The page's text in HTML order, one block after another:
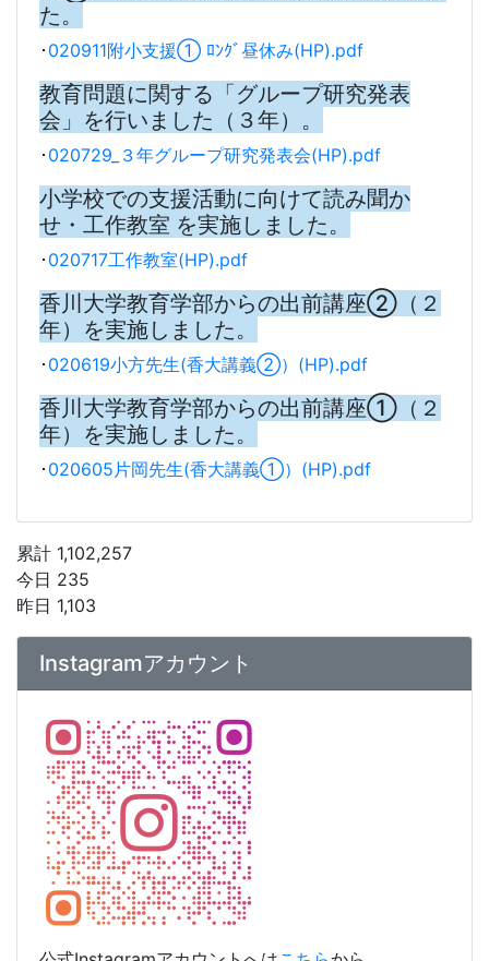
累計 1,102,257
今日 235
昨日 1,103
Instagramアカウント
た。
･ 020911附小支援① ﾛﾝｸﾞ昼休み(HP).pdf
教育問題に関する「グループ研究発表
会」を行いました（３年）。
･ 020729_３年グループ研究発表会(HP).pdf
小学校での支援活動に向けて読み聞か
せ・工作教室 を実施しました。
･ 020717工作教室(HP).pdf
香川大学教育学部からの出前講座②（２
年）を実施しました。
･ 020619小方先生(香大講義②）(HP).pdf
香川大学教育学部からの出前講座①（２
年）を実施しました。
･ 020605片岡先生(香大講義①）(HP).pdf